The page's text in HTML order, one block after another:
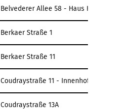
Belvederer Allee 58 - Haus Hohe
Berkaer Straße 1
Berkaer Straße 11
Coudraystraße 11 - Innenhof
Coudraystraße 13A